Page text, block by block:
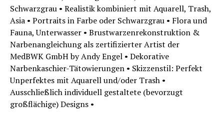
Schwarzgrau­ • Realistik kombiniert mit Aquarell, Trash,
Asia­ • Portraits in Farbe oder Schwarzgrau­ • Flora und
Fauna, Unterwasser­ • Brustwarzenrekonstruktion &
Narbenangleichung als zertifizierter Artist der
MedBWK GmbH by Andy Engel­ • Dekorative
Narbenkaschier-Tätowierungen­ • Skizzenstil: Perfekt
Unperfektes mit Aquarell und/oder Trash­ •
Ausschließlich individuell gestaltete (bevorzugt
großflächige) Designs­ •